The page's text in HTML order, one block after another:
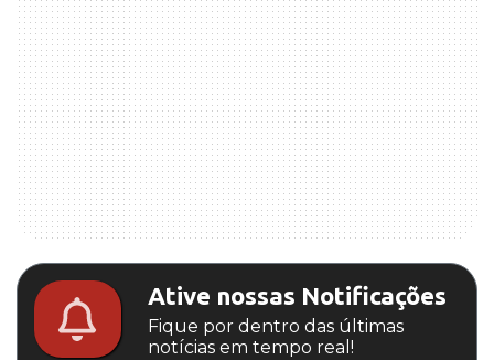
Ative nossas Notificações
Fique por dentro das últimas
notícias em tempo real!